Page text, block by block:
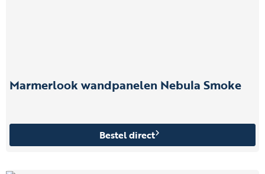
Marmerlook wandpanelen Nebula Smoke
Bestel direct